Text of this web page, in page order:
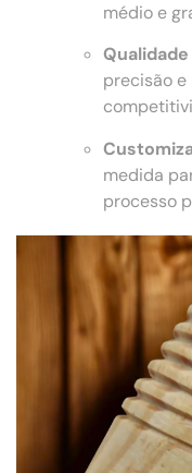
médio e
precisão
medida
processo